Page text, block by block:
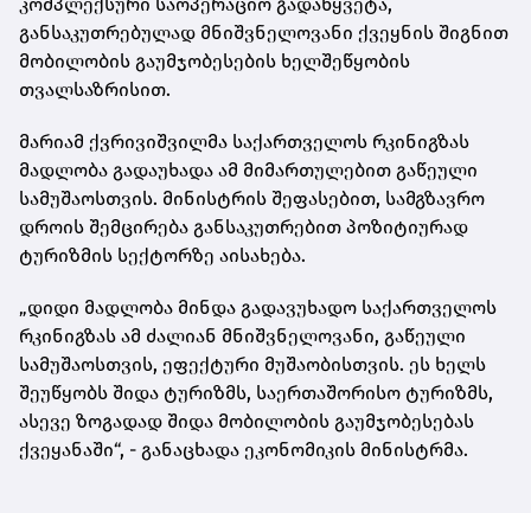
კომპლექსური საოპერაციო გადაწყვეტა,
განსაკუთრებულად მნიშვნელოვანი ქვეყნის შიგნით
მობილობის გაუმჯობესების ხელშეწყობის
თვალსაზრისით.
მარიამ ქვრივიშვილმა საქართველოს რკინიგზას
მადლობა გადაუხადა ამ მიმართულებით გაწეული
სამუშაოსთვის. მინისტრის შეფასებით, სამგზავრო
დროის შემცირება განსაკუთრებით პოზიტიურად
ტურიზმის სექტორზე აისახება.
„დიდი მადლობა მინდა გადავუხადო საქართველოს
რკინიგზას ამ ძალიან მნიშვნელოვანი, გაწეული
სამუშაოსთვის, ეფექტური მუშაობისთვის. ეს ხელს
შეუწყობს შიდა ტურიზმს, საერთაშორისო ტურიზმს,
ასევე ზოგადად შიდა მობილობის გაუმჯობესებას
ქვეყანაში“, - განაცხადა ეკონომიკის მინისტრმა.